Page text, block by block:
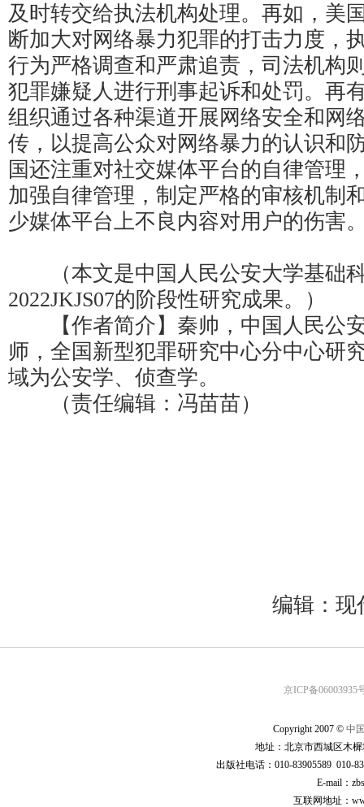
及时转交给执法机构处理。再如，美
断加大对网络暴力犯罪的打击力度，
行为严格调查和严肃追责，司法机构
犯罪嫌疑人进行刑事起诉和处罚。再
组织通过各种渠道开展网络安全和网
传，以提高公众对网络暴力的认识和
国还注重对社交媒体平台的自律管理
加强自律管理，制定严格的审核机制
少媒体平台上不良内容对用户的伤害
（本文是中国人民公安大学基础
2022JKJS07的阶段性研究成果。）
【作者简介】秦帅，中国人民公
师，全国新型犯罪研究中心分中心研
域为公安学、侦查学。
（责任编辑：冯苗苗）
编辑：
京ICP备06003935
Copyright 2007 © 中
地址：北京市西城区木
出版社电话：010-83905589 010-
E-mail：
互联网地址：